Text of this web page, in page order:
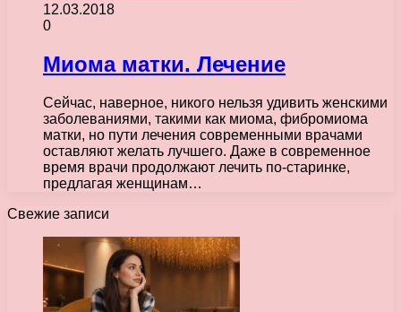
12.03.2018
0
Миома матки. Лечение
Сейчас, наверное, никого нельзя удивить женскими
заболеваниями, такими как миома, фибромиома
матки, но пути лечения современными врачами
оставляют желать лучшего. Даже в современное
время врачи продолжают лечить по-старинке,
предлагая женщинам…
Свежие записи